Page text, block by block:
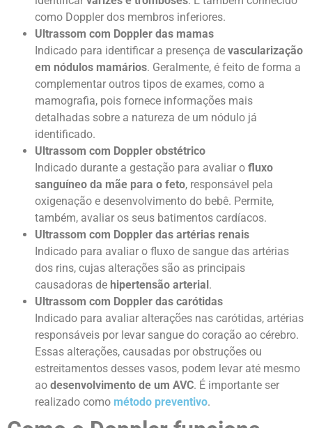
como Doppler dos membros inferiores.
Ultrassom com Doppler das mamas
Indicado para identificar a presença de vascularização
em nódulos mamários. Geralmente, é feito de forma a
complementar outros tipos de exames, como a
mamografia, pois fornece informações mais
detalhadas sobre a natureza de um nódulo já
identificado.
Ultrassom com Doppler obstétrico
Indicado durante a gestação para avaliar o fluxo
sanguíneo da mãe para o feto, responsável pela
oxigenação e desenvolvimento do bebê. Permite,
também, avaliar os seus batimentos cardíacos.
Ultrassom com Doppler das artérias renais
Indicado para avaliar o fluxo de sangue das artérias
dos rins, cujas alterações são as principais
causadoras de hipertensão arterial .
Ultrassom com Doppler das carótidas
Indicado para avaliar alterações nas carótidas, artérias
responsáveis por levar sangue do coração ao cérebro.
Essas alterações, causadas por obstruções ou
estreitamentos desses vasos, podem levar até mesmo
ao desenvolvimento de um AVC. É importante ser
realizado como método preventivo.